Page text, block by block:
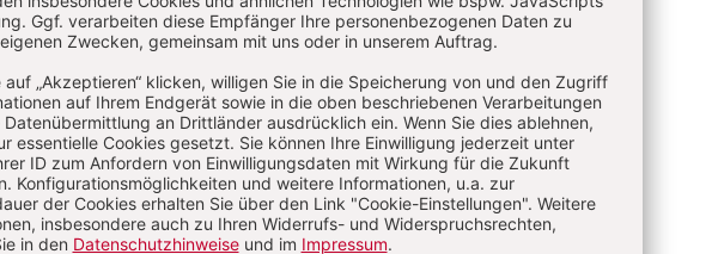
seitdem Chefredakteur.
in Oxford lehrenden Historikerin Lyndal Roper:„Eine
wenn sie einmal in der Welt ist“